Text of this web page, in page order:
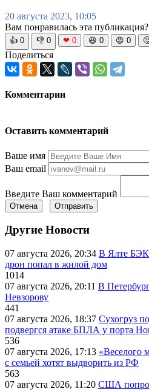
20 августа 2023, 10:05
Вам понравилась эта публикация?
👍 0 👎 0 ❤ 0 😆 0 😡 0
Поделиться
Комментарии
Оставить комментарий
Ваше имя
Ваш email
Введите Ваш комментарий
Отмена Отправить
Другие Новости
07 августа 2026, 20:34 В Ялте БЭК
дрон попал в жилой дом
1014
07 августа 2026, 20:11 В
Невзорову
441
07 августа 2026, 18:37 Сухогруз
подвергся атаке БПЛА у порта
536
07 августа 2026, 17:13 «Веселого
с семьей хотят выдворить из РФ
563
07 августа 2026, 11:20 США